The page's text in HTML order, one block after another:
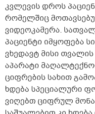
კვლევის დროს
რომელშიც
ვიდეოკამერა.
პაციენტი იმყოფება
ვხედავტ მისი
აპარატი
ციფრების სახით
ხდება სპეციალური
ვიღებთ ციფრულ